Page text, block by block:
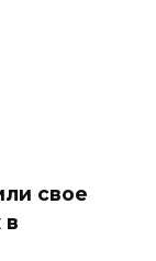
свое
в